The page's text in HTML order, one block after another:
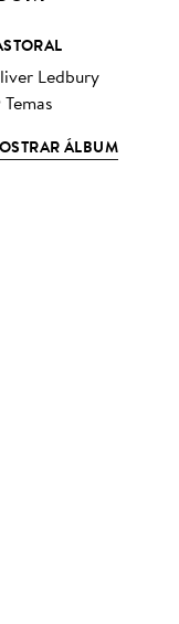
Ledbury
Temas
ÁLBUM